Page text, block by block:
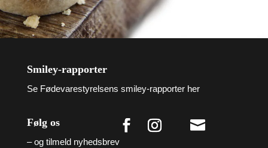
Smiley-rapporter
Se Fødevarestyrelsens smiley-rapporter her
Følg os
– og tilmeld nyhedsbrev
